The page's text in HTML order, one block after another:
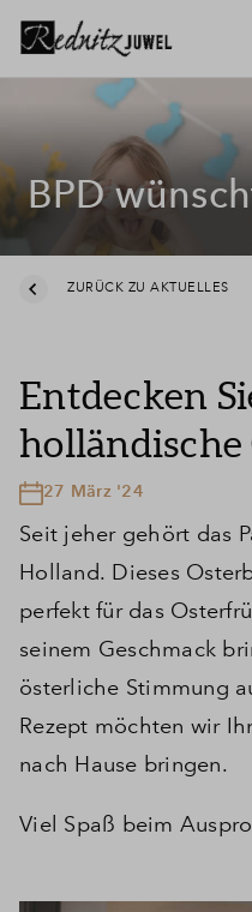
BPD
ZURÜCK ZU AKTUELLES
Entdecken
27 März '24
Seit jeher gehört das
Holland. Dieses
perfekt für das
seinem Geschmack
österliche Stimmung
Rezept möchten wir
nach Hause bringen.
Viel Spaß beim